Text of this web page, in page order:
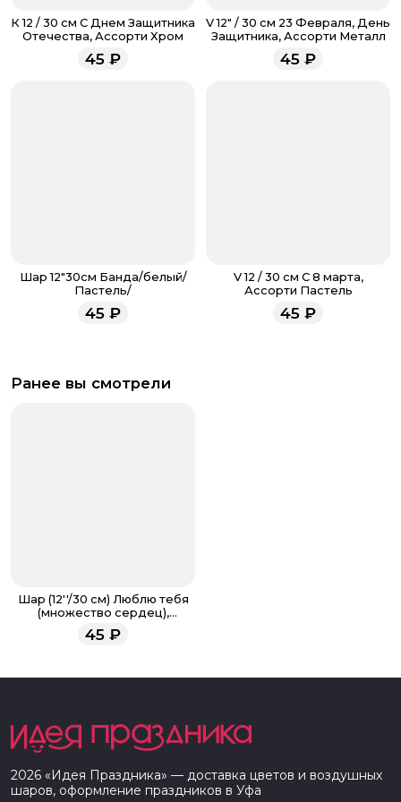
звоните по номеру телефона
8 (927) 936-71-86
или
напишите WhatsApp
+7 937 333-66-53. Наши
менеджеры работают ежедневно с 9.00 до 23.00 и
всегда рады проконсультировать вас.
К 12 / 30 см С Днем Защитника
Отечества, Ассорти Хром
45 ₽
V 12" / 30 см 23 Февраля, День
Защитника, Ассорти Металл
45 ₽
Шар 12"30см Банда/белый/
Пастель/
45 ₽
V 12 / 30 см С 8 марта,
Ассорти Пастель
45 ₽
Ранее вы смотрели
Шар (12''/30 см) Люблю тебя
(множество сердец),
Красный (230), пастель, 5 ст
45 ₽
2026 «Идея Праздника» — доставка цветов и воздушных
шаров, оформление праздников в Уфа